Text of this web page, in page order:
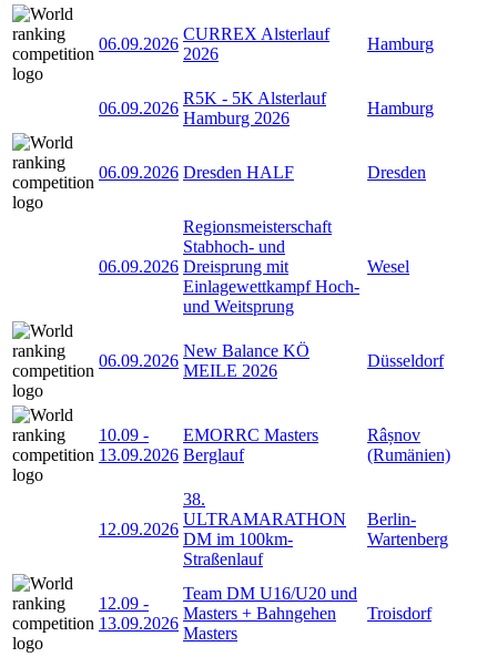
06.09.2026
CURREX Alsterlauf
2026
Hamburg
06.09.2026
R5K - 5K Alsterlauf
Hamburg 2026
Hamburg
06.09.2026 Dresden HALF Dresden
06.09.2026
Regionsmeisterschaft
Stabhoch- und
Dreisprung mit
Einlagewettkampf Hoch-
und Weitsprung
Wesel
06.09.2026
New Balance KÖ
MEILE 2026
Düsseldorf
10.09 -
13.09.2026
EMORRC Masters
Berglauf
Râșnov
(Rumänien)
12.09.2026
38.
ULTRAMARATHON
DM im 100km-
Straßenlauf
Berlin-
Wartenberg
12.09 -
13.09.2026
Team DM U16/U20 und
Masters + Bahngehen
Masters
Troisdorf